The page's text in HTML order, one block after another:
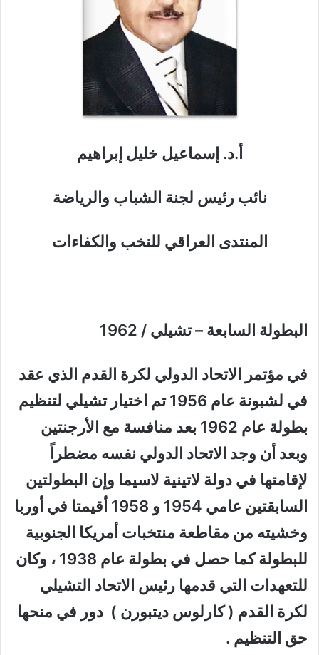
أ.د. إسماعيل خليل إبراهيم
نائب رئيس لجنة الشباب والرياضة
المنتدى العراقي للنخب والكفاءات
البطولة السابعة – تشيلي / 1962
في مؤتمر الاتحاد الدولي لكرة القدم الذي عقد
في لشبونة عام 1956 تم اختيار تشيلي لتنظيم
بطولة عام 1962 بعد منافسة مع الأرجنتين
وبعد أن وجد الاتحاد الدولي نفسه مضطراً
لإقامتها في دولة لاتينية لاسيما وإن البطولتين
السابقتين عامي 1954 و 1958 أقيمتا في أوربا
وخشيته من مقاطعة منتخبات أمريكا الجنوبية
للبطولة كما حصل في بطولة عام 1938 ، وكان
للتعهدات التي قدمها رئيس الاتحاد التشيلي
لكرة القدم ( كارلوس ديتبورن ) دور في منحها
حق التنظيم .